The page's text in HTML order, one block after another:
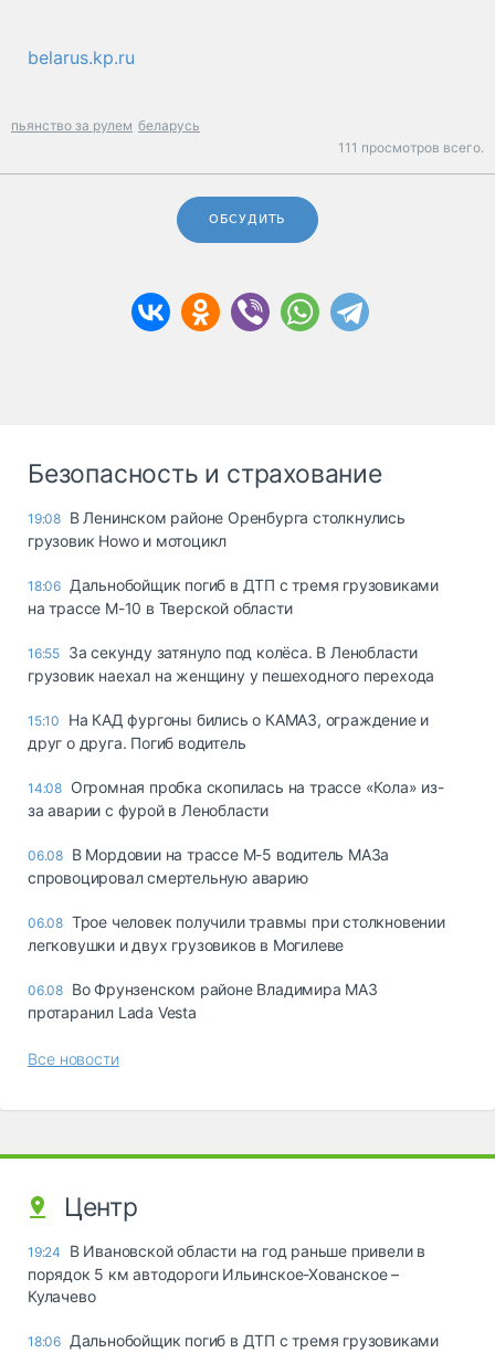
belarus.kp.ru
пьянство за рулем беларусь
111 просмотров всего.
ОБСУДИТЬ
Безопасность и страхование
19:08 В Ленинском районе Оренбурга столкнулись
грузовик Howo и мотоцикл
18:06 Дальнобойщик погиб в ДТП с тремя грузовиками
на трассе М-10 в Тверской области
16:55 За секунду затянуло под колёса. В Ленобласти
грузовик наехал на женщину у пешеходного перехода
15:10
На КАД фургоны бились о КАМАЗ, ограждение и
друг о друга. Погиб водитель
14:08 Огромная пробка скопилась на трассе «Кола» из-
за аварии с фурой в Ленобласти
06.08 В Мордовии на трассе М-5 водитель МАЗа
спровоцировал смертельную аварию
06.08 Трое человек получили травмы при столкновении
легковушки и двух грузовиков в Могилеве
06.08 Во Фрунзенском районе Владимира МАЗ
протаранил Lada Vesta
Все новости
Центр
19:24
В Ивановской области на год раньше привели в
порядок 5 км автодороги Ильинское-Хованское –
Кулачево
18:06 Дальнобойщик погиб в ДТП с тремя грузовиками